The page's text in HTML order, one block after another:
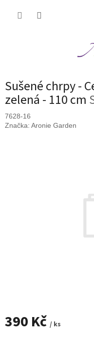
Sušené chrpy -
zelená - 110 cm
7628-16
Značka: Aronie Garden
390 Kč / ks